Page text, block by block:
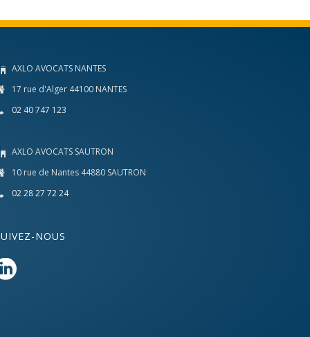
AXLO AVOCATS NANTES
17 rue d'Alger 44100 NANTES
02 40 747 123
AXLO AVOCATS SAUTRON
10 rue de Nantes 44880 SAUTRON
02 28 27 72 24
NOUS